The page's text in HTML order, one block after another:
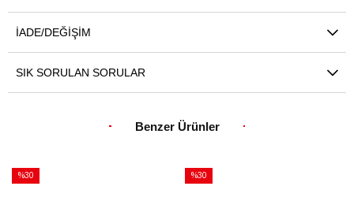
İADE/DEĞIŞIM
SIK SORULAN SORULAR
Benzer Ürünler
%30
%30